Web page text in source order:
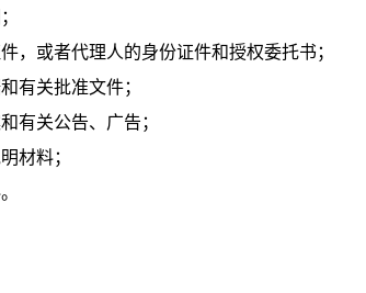
，或者代理人的身份证件和授权委托书；
有关批准文件；
有关公告、广告；
材料；